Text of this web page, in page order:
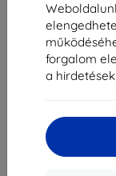
forgalom
a
3mk
POCO C75 /
Alkalmas: Xiaomi
Xiaomi Redmi A4
3 951 Ft
Ár ÁFA nelkül3 111 Ft